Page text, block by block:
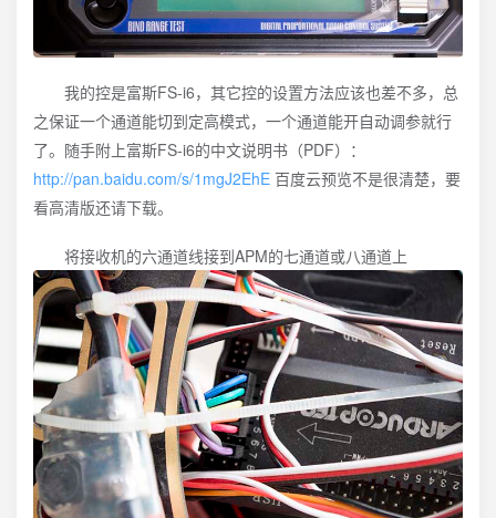
我的控是富斯FS-i6，其它控的设置方法应该也差不多，总
之保证一个通道能切到定高模式，一个通道能开自动调参就行
了。随手附上富斯FS-i6的中文说明书（PDF）：
http://pan.baidu.com/s/1mgJ2EhE 百度云预览不是很清楚，要
看高清版还请下载。
将接收机的六通道线接到APM的七通道或八通道上